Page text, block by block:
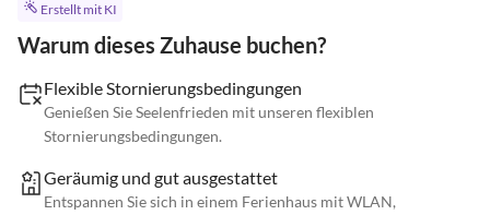
Erstellt mit KI
Warum dieses Zuhause buchen?
Flexible Stornierungsbedingungen
Genießen Sie Seelenfrieden mit unseren flexiblen
Stornierungsbedingungen.
Geräumig und gut ausgestattet
Entspannen Sie sich in einem Ferienhaus mit WLAN,